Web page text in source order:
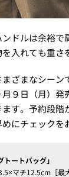
ドルは余裕で
入れても重さ
ざまなシーン
９日（月）発
す。予約段階
にチェックを
ートバッグ」
マチ12.5cm［最大